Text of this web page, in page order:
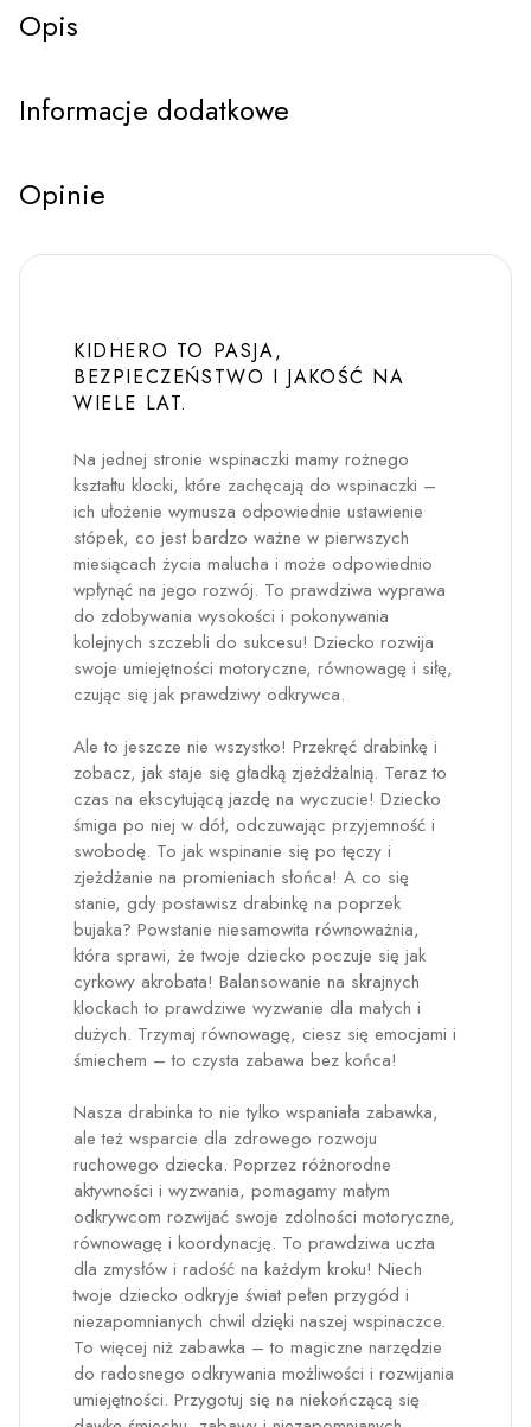
Opis
Informacje dodatkowe
Opinie
KIDHERO TO PASJA,
BEZPIECZEŃSTWO I JAKOŚĆ NA
WIELE LAT.
Na jednej stronie wspinaczki mamy rożnego
kształtu klocki, które zachęcają do wspinaczki –
ich ułożenie wymusza odpowiednie ustawienie
stópek, co jest bardzo ważne w pierwszych
miesiącach życia malucha i może odpowiednio
wpłynąć na jego rozwój. To prawdziwa wyprawa
do zdobywania wysokości i pokonywania
kolejnych szczebli do sukcesu! Dziecko rozwija
swoje umiejętności motoryczne, równowagę i siłę,
czując się jak prawdziwy odkrywca.
Ale to jeszcze nie wszystko! Przekręć drabinkę i
zobacz, jak staje się gładką zjeżdżalnią. Teraz to
czas na ekscytującą jazdę na wyczucie! Dziecko
śmiga po niej w dół, odczuwając przyjemność i
swobodę. To jak wspinanie się po tęczy i
zjeżdżanie na promieniach słońca! A co się
stanie, gdy postawisz drabinkę na poprzek
bujaka? Powstanie niesamowita równoważnia,
która sprawi, że twoje dziecko poczuje się jak
cyrkowy akrobata! Balansowanie na skrajnych
klockach to prawdziwe wyzwanie dla małych i
dużych. Trzymaj równowagę, ciesz się emocjami i
śmiechem – to czysta zabawa bez końca!
Nasza drabinka to nie tylko wspaniała zabawka,
ale też wsparcie dla zdrowego rozwoju
ruchowego dziecka. Poprzez różnorodne
aktywności i wyzwania, pomagamy małym
odkrywcom rozwijać swoje zdolności motoryczne,
równowagę i koordynację. To prawdziwa uczta
dla zmysłów i radość na każdym kroku! Niech
twoje dziecko odkryje świat pełen przygód i
niezapomnianych chwil dzięki naszej wspinaczce.
To więcej niż zabawka – to magiczne narzędzie
do radosnego odkrywania możliwości i rozwijania
umiejętności. Przygotuj się na niekończącą się